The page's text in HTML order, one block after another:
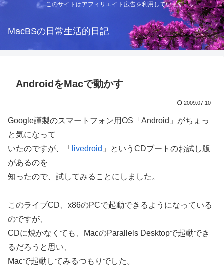
このサイトはアフィリエイト広告を利用しています
MacBSの日常生活的日記
AndroidをMacで動かす
2009.07.10
Google謹製のスマートフォン用OS「Android」がちょっ
と気になって
いたのですが、「
livedroid 」というCDブートのお試し版
があるのを
知ったので、試してみることにしました。
このライブCD、x86のPCで起動できるようになっている
のですが、
CDに焼かなくても、MacのParallels Desktopで起動でき
るだろうと思い、
Macで起動してみるつもりでした。